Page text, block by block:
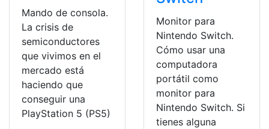
Mando de consola.
La crisis de
semiconductores
que vivimos en el
mercado está
haciendo que
conseguir una
PlayStation 5 (PS5)
Monitor para
Nintendo Switch.
Cómo usar una
computadora
portátil como
monitor para
Nintendo Switch. Si
tienes alguna